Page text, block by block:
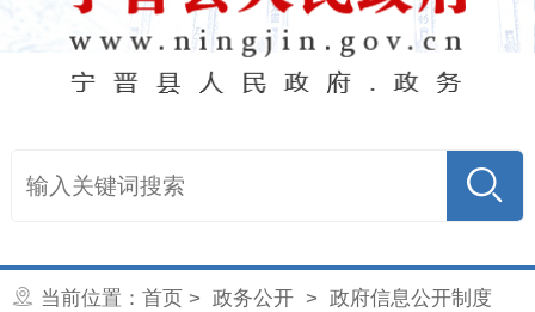
当前位置： 首页 > 政务公开> 政府信息公开制度